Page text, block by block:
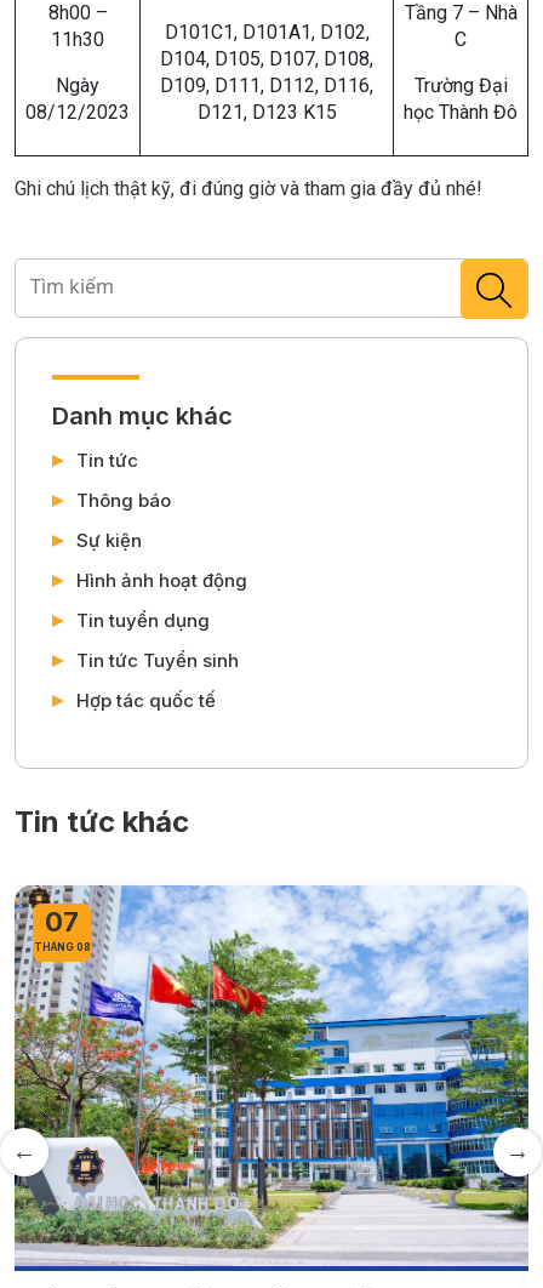
8h00 –
11h30
Ngày
08/12/2023
D101C1, D101A1, D102,
D104, D105, D107, D108,
D109, D111, D112, D116,
D121, D123 K15
Tầng 7 – Nhà
C
Trường Đại
học Thành Đô
Ghi chú lịch thật kỹ, đi đúng giờ và tham gia đầy đủ nhé!
Danh mục khác
Tin tức
Thông báo
Sự kiện
Hình ảnh hoạt động
Tin tuyển dụng
Tin tức Tuyển sinh
Hợp tác quốc tế
Tin tức khác
07
THÁNG 08